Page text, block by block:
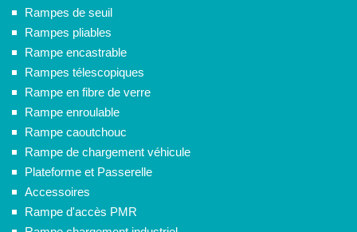
Rampes de seuil
Rampes pliables
Rampe encastrable
Rampes télescopiques
Rampe en fibre de verre
Rampe enroulable
Rampe caoutchouc
Rampe de chargement véhicule
Plateforme et Passerelle
Accessoires
Rampe d'accès PMR